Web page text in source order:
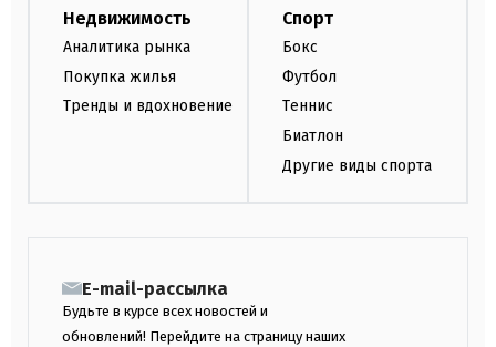
Недвижимость
Аналитика рынка
Покупка жилья
Тренды и вдохновение
Спорт
Бокс
Футбол
Теннис
Биатлон
Другие виды спорта
E-mail-рассылка
Будьте в курсе всех новостей и
обновлений! Перейдите на страницу наших